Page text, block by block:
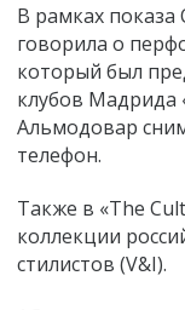
В рамках показа
говорила о
который был
клубов Мадрида
Альмодовар
телефон.
Также в «The
коллекции
стилистов (V&I).